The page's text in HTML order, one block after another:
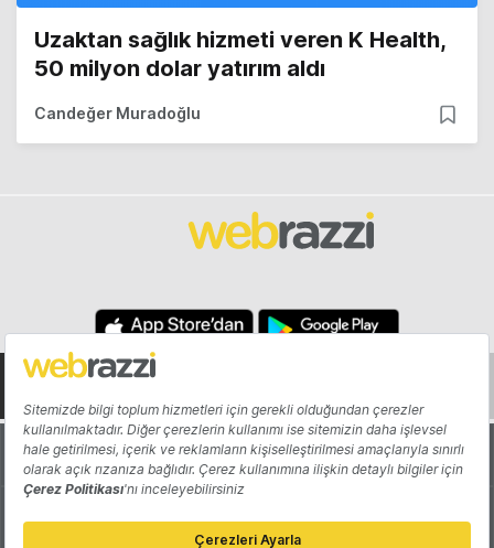
Uzaktan sağlık hizmeti veren K Health,
50 milyon dolar yatırım aldı
Candeğer Muradoğlu
Hakkında Yazarlar
Katkıda Bulun Reklam